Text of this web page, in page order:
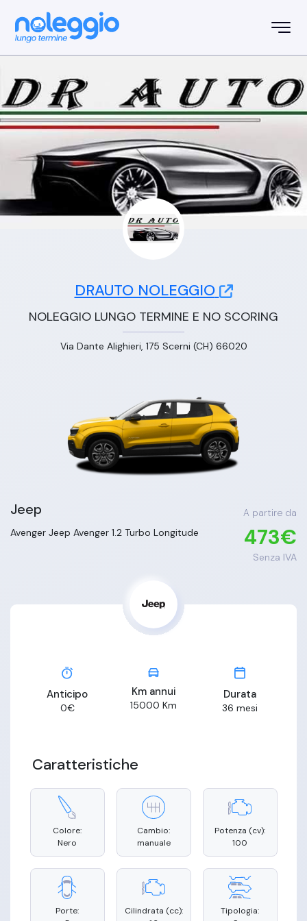
DRAUTO NOLEGGIO
NOLEGGIO LUNGO TERMINE E NO SCORING
Via Dante Alighieri, 175 Scerni (CH) 66020
Jeep
A partire da
Avenger Jeep Avenger 1.2 Turbo Longitude 473€
Senza IVA
Anticipo
0€
Km annui
15000 Km
Durata
36 mesi
Caratteristiche
Colore:
Nero
Cambio:
manuale
Potenza (cv):
100
Porte:
Cilindrata (cc):
Tipologia: